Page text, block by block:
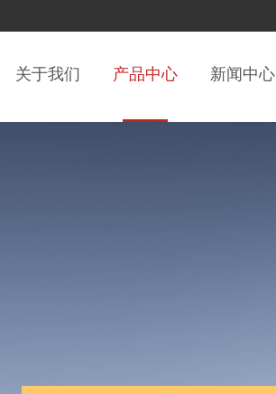
关于我们 产品中心 新闻中心